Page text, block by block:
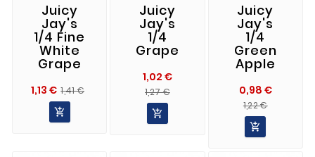
Juicy
Jay's
1/4 Fine
White
Grape
1,13 € 1,41 €

Juicy
Jay's
1/4
Grape
1,02 €
1,27 €

Juicy
Jay's
1/4
Green
Apple
0,98 €
1,22 €
